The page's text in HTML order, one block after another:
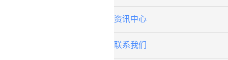
资讯中心
联系我们